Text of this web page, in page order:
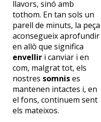
llavors, sinó amb
tothom. En tan sols un
parell de minuts, la peça
aconsegueix aprofundir
en allò que significa
envellir i canviar i en
com, malgrat tot, els
nostres somnises
mantenen intactes i, en
el fons, continuem sent
els mateixos.